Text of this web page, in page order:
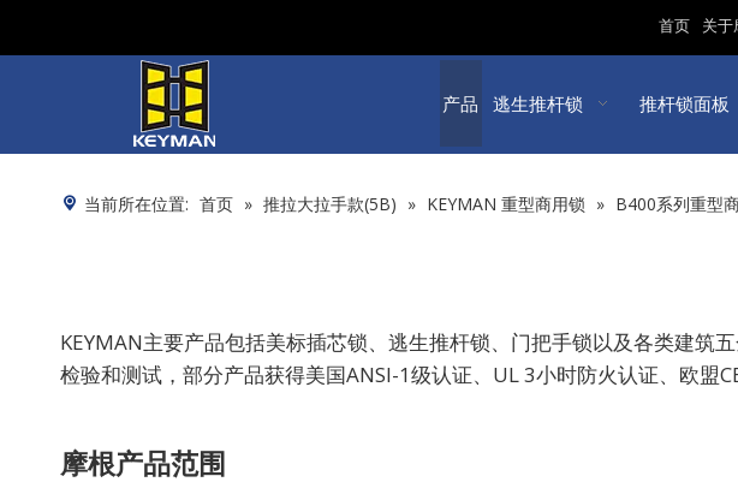
首页 关于
产品 逃生推杆锁 推杆锁面板
当前所在位置: 首页 » 推拉大拉手款(5B) » KEYMAN 重型商用锁 » B400系列重型
KEYMAN主要产品包括美标插芯锁、逃生推杆锁、门把手锁以及各类建筑
检验和测试，部分产品获得美国ANSI-1级认证、UL 3小时防火认证、欧盟
摩根产品范围